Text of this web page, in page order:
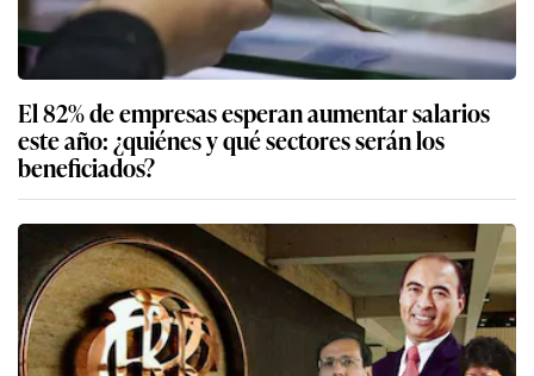
El 82% de empresas esperan aumentar salarios
este año: ¿quiénes y qué sectores serán los
beneficiados?